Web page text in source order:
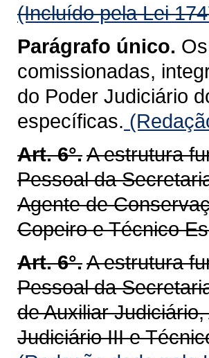
(Incluído pela Lei
Parágrafo único.
comissionadas,
do Poder Judiciário
específicas.
Art. 6°.A estrutura
Pessoal da
Agente de
Copeiro e Técnico
Art. 6°.A estrutura
Pessoal da
de Auxiliar
Judiciário III e